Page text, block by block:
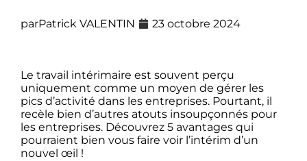
parPatrick VALENTIN 23 octobre 2024
Le travail intérimaire est souvent perçu
uniquement comme un moyen de gérer les
pics d’activité dans les entreprises. Pourtant, il
recèle bien d’autres atouts insoupçonnés pour
les entreprises. Découvrez 5 avantages qui
pourraient bien vous faire voir l’intérim d’un
nouvel œil !